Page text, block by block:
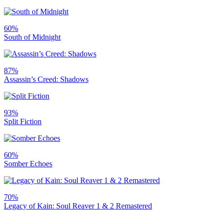
60%
South of Midnight
87%
Assassin’s Creed: Shadows
93%
Split Fiction
60%
Somber Echoes
70%
Legacy of Kain: Soul Reaver 1 & 2 Remastered